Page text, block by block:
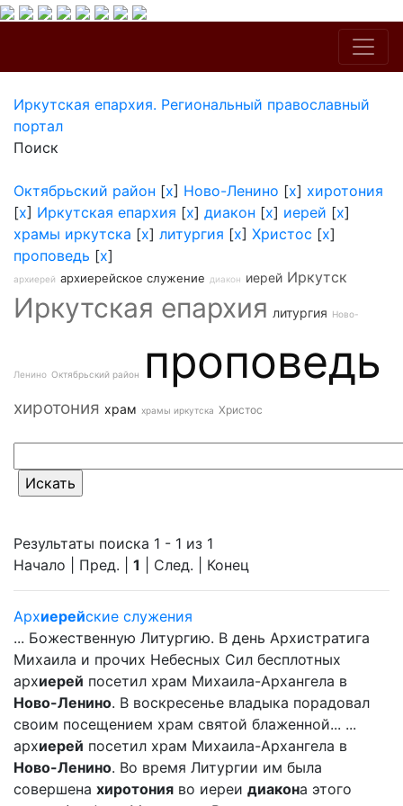
Иркутская епархия. Региональный православный
портал
Поиск
Октябрьский район [x] Ново-Ленино [x] хиротония
[x] Иркутская епархия [x] диакон [x] иерей [x]
храмы иркутска [x] литургия [x] Христос [x]
проповедь [x]
архиерей архиерейское служение диакон иерей Иркутск
Иркутская епархия литургия Ново-
Ленино Октябрьский район проповедь
хиротония храм храмы иркутска Христос
Результаты поиска 1 - 1 из 1
Начало | Пред. | 1 | След. | Конец
Архиерейские служения
... Божественную Литургию. В день Архистратига
Михаила и прочих Небесных Сил бесплотных
архиерей посетил храм Михаила-Архангела в
Ново-Ленино. В воскресенье владыка порадовал
своим посещением храм святой блаженной... ...
архиерей посетил храм Михаила-Архангела в
Ново-Ленино. Во время Литургии им была
совершена хиротония во иереи диакона этого